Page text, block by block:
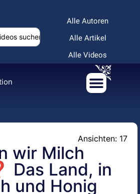
Alle Autoren
Alle Artikel
Alle Videos
Ansichten: 17
wir Milch
Das Land, in
und Honig